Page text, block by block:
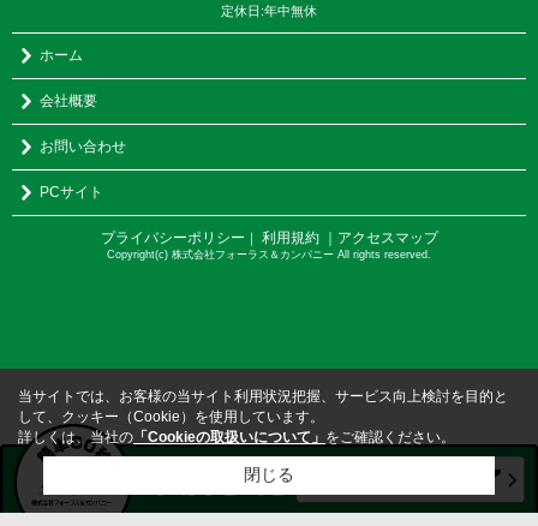
定休日:年中無休
ホーム
会社概要
お問い合わせ
PCサイト
プライバシーポリシー ｜ 利用規約 ｜アクセスマップ
Copyright(c) 株式会社フォーラス＆カンパニー All rights reserved.
当サイトでは、お客様の当サイト利用状況把握、サービス向上検討を目的と
して、クッキー（Cookie）を使用しています。
詳しくは、当社の 「Cookieの取扱いについて」 をご確認ください。
閉じる